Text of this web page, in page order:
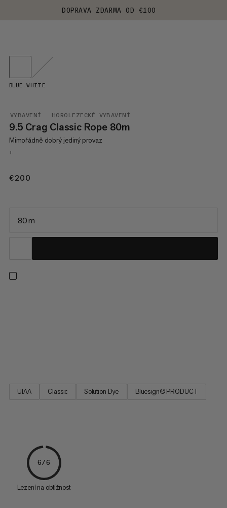
DOPRAVA ZDARMA OD €100
VYBAVENÍ HOROLEZECKÉ VYBAVENÍ
9.5 Crag Classic Rope 80m
Mimořádně dobrý jediný provaz
+
€200
BLUE-WHITE
80 m
UIAA Classic Solution Dye Bluesign® PRODUCT
6/6
Lezení na obtížnost